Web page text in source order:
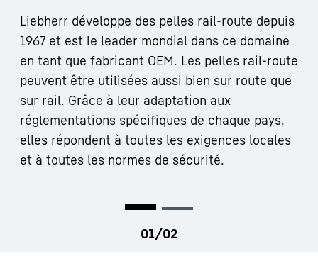
Liebherr développe des pelles rail-route depuis
1967 et est le leader mondial dans ce domaine
en tant que fabricant OEM. Les pelles rail-route
peuvent être utilisées aussi bien sur route que
sur rail. Grâce à leur adaptation aux
réglementations spécifiques de chaque pays,
elles répondent à toutes les exigences locales
et à toutes les normes de sécurité.